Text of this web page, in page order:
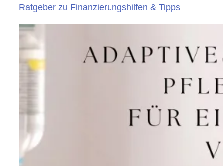
Ratgeber zu Finanzierungshilfen & Tipps